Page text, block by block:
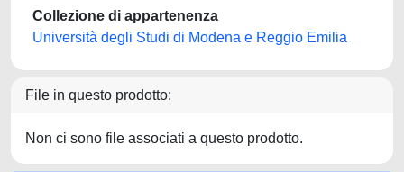
Collezione di appartenenza
Università degli Studi di Modena e Reggio Emilia
File in questo prodotto:
Non ci sono file associati a questo prodotto.